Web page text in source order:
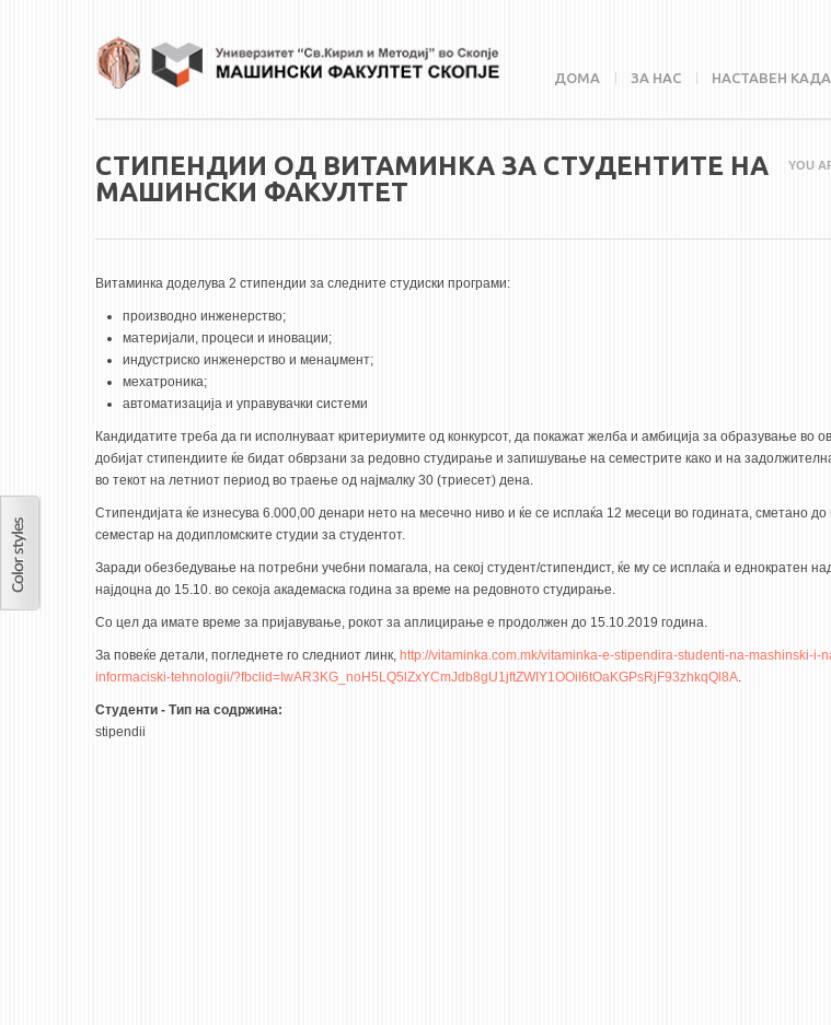
ДОМА ЗА НАС НАСТАВЕН
YOU
СТИПЕНДИИ ОД ВИТАМИНКА ЗА СТУДЕНТИТЕ НА
МАШИНСКИ ФАКУЛТЕТ
Витаминка доделува 2 стипендии за следните студиски програми:
производно инженерство;
материјали, процеси и иновации;
индустриско инженерство и менаџмент;
мехатроника;
автоматизација и управувачки системи
Кандидатите треба да ги исполнуваат критериумите од конкурсот, да покажат желба и амбиција за образување во
добијат стипендиите ќе бидат обврзани за редовно студирање и запишување на семестрите како и на
во текот на летниот период во траење од најмалку 30 (триесет) дена.
Стипендијата ќе изнесува 6.000,00 денари нето на месечно ниво и ќе се исплаќа 12 месеци во годината, сметано
семестар на додипломските студии за студентот.
Заради обезбедување на потребни учебни помагала, на секој студент/стипендист, ќе му се исплаќа и еднократен
најдоцна до 15.10. во секоја академаска година за време на редовното студирање.
Со цел да имате време за пријавување, рокот за аплицирање е продолжен до 15.10.2019 година.
За повеќе детали, погледнете го следниот линк, http://vitaminka.com.mk/vitaminka-e-stipendira-studenti-na-mashinski-i-
informaciski-tehnologii/?fbclid=IwAR3KG_noH5LQ5lZxYCmJdb8gU1jftZWIY1OOiI6tOaKGPsRjF93zhkqQl8A.
Студенти - Тип на содржина:
stipendii